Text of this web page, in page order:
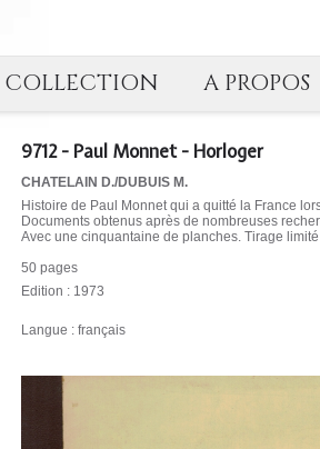
COLLECTION A PROPOS
9712 - Paul Monnet - Horloger
CHATELAIN D./DUBUIS M.
Histoire de Paul Monnet qui a quitté la France
Documents obtenus après de nombreuses
Avec une cinquantaine de planches. Tirage
50 pages
Edition : 1973
Langue : français